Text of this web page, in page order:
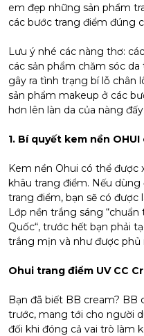
em đẹp những sản phẩm
các bước trang điểm đúng
Lưu ý nhé các nàng thơ:
các sản phẩm chăm sóc
gây ra tình trạng bí lỗ chân
sản phẩm makeup ở các
hơn lên làn da của nàng đấy.
1. Bí quyết kem nền
Kem nền Ohui có thể
khâu trang điểm. Nếu
trang điểm, bạn sẽ có được
Lớp nền trắng sáng
Quốc“, trước hết bạn phải
trắng mịn và như được
Ohui trang điểm UV CC
Bạn đã biết BB cream? BB
trước, mang tới cho người
đối khi đóng cả vai trò làm